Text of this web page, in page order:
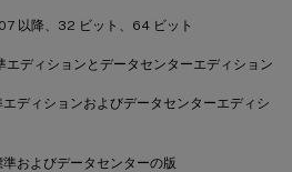
以降、32 ビット、64 ビット
ディションとデータセンターエディション
ディションおよびデータセンターエディシ
およびデータセンターの版